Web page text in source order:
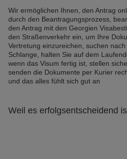
Wir ermöglichen Ihnen, den Antrag
durch den Beantragungsprozess,
den Antrag mit den Georgien
den Straßenverkehr ein, um Ihre
Vertretung einzureichen, suchen
Schlange, halten Sie auf dem
wenn das Visum fertig ist, stellen
senden die Dokumente per Kurier
und das alles fühlt sich gut an
Weil es erfolgsentscheidend